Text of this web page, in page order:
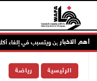
أهم الاخبار
شرق الصين ويتسبب في إلغاء أكثر
الرئيسية رياضة